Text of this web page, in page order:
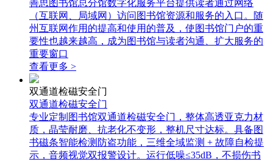
善思图书馆总分馆数字化服务平台提供读者通过网络
（互联网、局域网）访问图书馆资源和服务的入口。随
州互联网作用的提高和使用的普及，使图书馆门户的重
要性也越来越高，成为图书馆与读者沟通、扩大服务的
重要窗口
查看更多 >
双通道检磁安全门
双通道检磁安全门
专业定制图书馆双通道检磁安全门，整体高透亚克力材
质，晶莹耐磨、抗老化不变形，整机尺寸达标。具备图
书磁条智能检测防盗功能，三维全域监测 + 故障自检提
示，音频视觉双报警设计。运行低噪≤35dB，不损伤书